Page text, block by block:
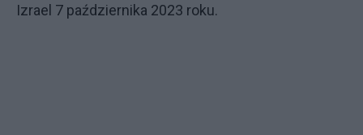
Izrael 7 października 2023 roku.